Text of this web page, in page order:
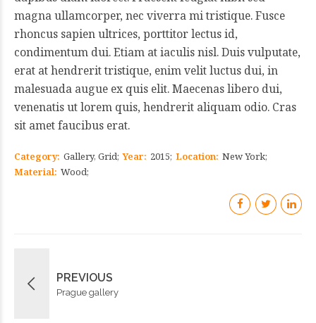
magna ullamcorper, nec viverra mi tristique. Fusce
rhoncus sapien ultrices, porttitor lectus id,
condimentum dui. Etiam at iaculis nisl. Duis vulputate,
erat at hendrerit tristique, enim velit luctus dui, in
malesuada augue ex quis elit. Maecenas libero dui,
venenatis ut lorem quis, hendrerit aliquam odio. Cras
sit amet faucibus erat.
Category Gallery, Grid Year 2015 Location New York
Material Wood
PREVIOUS
Prague gallery